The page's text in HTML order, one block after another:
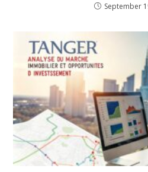
September